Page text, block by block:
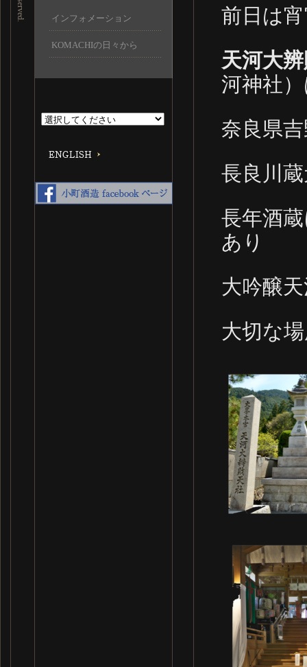
インフォメーション
KOMACHIの日々から
前日は
天河大
河神社
奈良県
長良川
長年酒
あり
大吟醸
大切な